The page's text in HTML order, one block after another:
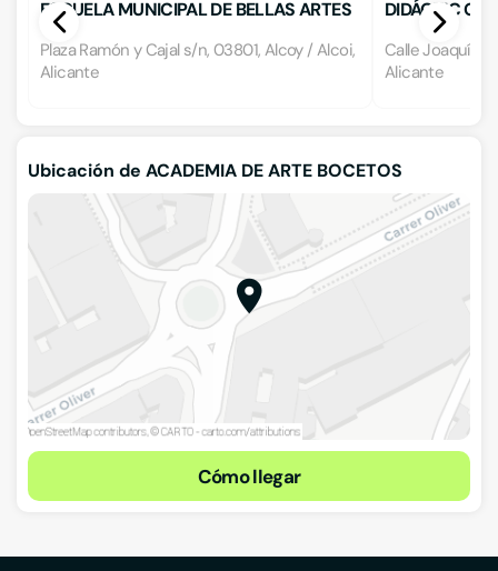
ESCUELA MUNICIPAL DE BELLAS ARTES
Plaza Ramón y Cajal s/n, 03801, Alcoy / Alcoi,
Alicante
DIDÁCTIC
Calle Joaquím
Alicante
Ubicación de ACADEMIA DE ARTE BOCETOS
Cómo llegar